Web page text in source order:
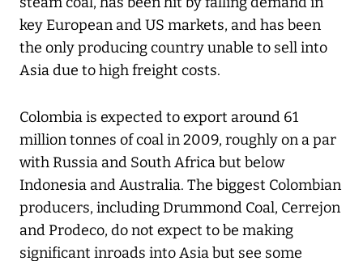
key European and US markets, and has been
the only producing country unable to sell into
Asia due to high freight costs.
Colombia is expected to export around 61
million tonnes of coal in 2009, roughly on a par
with Russia and South Africa but below
Indonesia and Australia. The biggest Colombian
producers, including Drummond Coal, Cerrejon
and Prodeco, do not expect to be making
significant inroads into Asia but see some